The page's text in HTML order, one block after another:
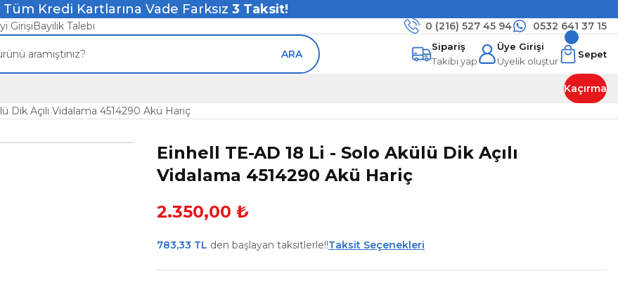
Tüm Kredi Kartlarına Vade Farksız 3 Taksit!
GirişiBayilik Talebi 0 (216) 527 45 94 0532 641 37 15
ARA
Sipariş
Takibi yap
Üye Girişi
Üyelik oluştur
Sepet
Kaçırma
Dik Açılı Vidalama 4514290 Akü Hariç
Einhell TE-AD 18 Li - Solo Akülü Dik Açılı
Vidalama 4514290 Akü Hariç
2.350,00 ₺
783,33 TL den başlayan taksitlerle!!Taksit Seçenekleri